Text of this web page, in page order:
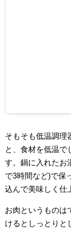
そもそも低温調理
と、食材を低温で
す。鍋に入れたお
で3時間など)で保
込んで美味しく仕
お肉というものは
けるとしっとりと